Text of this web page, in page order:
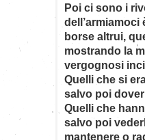
Poi ci sono i
borse altrui,
mostrando la
vergognosi
Quelli che si
salvo poi
Quelli che
salvo poi
mantenere o